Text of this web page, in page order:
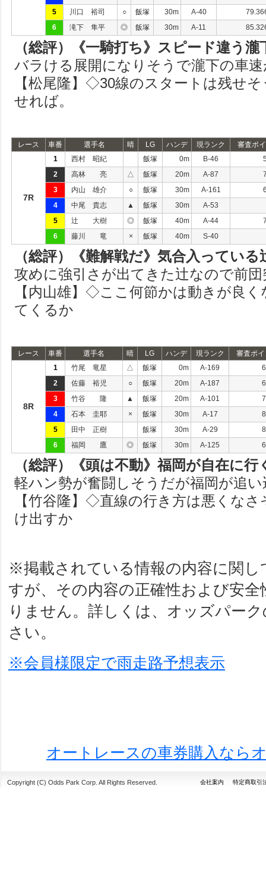
5
川口 裕司 ○ 飯塚 30m A-40
6
滝下 隼平 ◎ 飯塚 30m A-11
（総評）《一騎打ち》スピード違う
バラける展開になりそうで瀧下の車
【松尾隆】◇30線のスタートは残せ
せれば。
レース 車番 選手名 晴 LG ハンデ 現ランク 審査ポ
7R
1 西村 昭紀 飯塚 0m B-46
2
高林 亮 △ 飯塚 20m A-87
3
内山 雄介 ○ 飯塚 30m A-161
4
中尾 貴志 ▲ 飯塚 30m
A-53
5
辻 大樹 ◎ 飯塚 40m A-44
6
藤川 竜 × 飯塚 40m S-40
（総評）《難解戦だ》気合入ってい
攻めに強引さが出てきた辻なので前
【内山雄】◇ここ何節かは動きが良
てくるか
レース 車番 選手名 晴 LG ハンデ 現ランク 審査ポ
8R
1 竹尾 竜星 △ 飯塚 0m A-169
2
佐藤 裕児 ○ 飯塚 20m A-187
3
竹谷 隆 ▲ 飯塚 20m A-101
4
石本 圭耶 × 飯塚 30m A-17
5
田中 正樹 飯塚 30m A-29
6
福岡 鷹 ◎ 飯塚 30m A-125
（総評）《頭は不動》福岡が自在に
軽ハン勢が奮闘しそうだが福岡が追
【竹谷隆】◇直線の行き方は悪くな
け出すか
※掲載されている情報の内容に関
すが、その内容の正確性および安
りません。詳しくは、オッズパー
さい。
※会員様限定で雨走路予想表示
オートレースの車券購入なら
Copyright (C) Odds Park Corp. All Rights Reserved. 会社案内 特定商取引